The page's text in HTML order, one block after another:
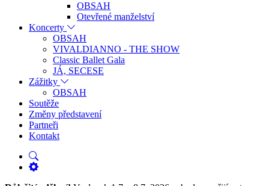
OBSAH
Otevřené manželství
Koncerty
OBSAH
VIVALDIANNO - THE SHOW
Classic Ballet Gala
JÁ, SECESE
Zážitky
OBSAH
Soutěže
Změny představení
Partneři
Kontakt